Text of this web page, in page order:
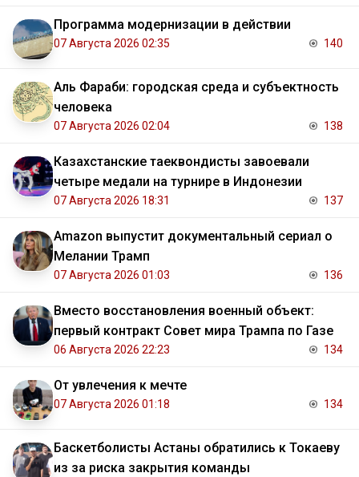
Программа модернизации в действии
07 Августа 2026 02:35 140
Аль Фараби: городская среда и субъектность
человека
07 Августа 2026 02:04 138
Казахстанские таеквондисты завоевали
четыре медали на турнире в Индонезии
07 Августа 2026 18:31 137
Amazon выпустит документальный сериал о
Мелании Трамп
07 Августа 2026 01:03 136
Вместо восстановления военный объект:
первый контракт Совет мира Трампа по Газе
06 Августа 2026 22:23 134
От увлечения к мечте
07 Августа 2026 01:18 134
Баскетболисты Астаны обратились к Токаеву
из за риска закрытия команды